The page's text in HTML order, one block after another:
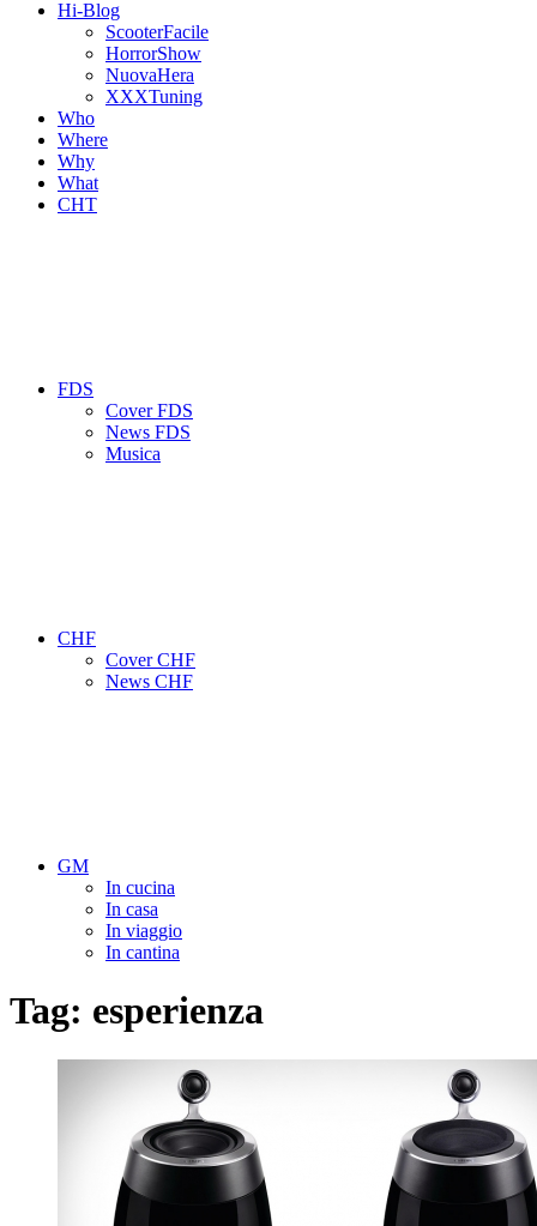
Hi-Blog
ScooterFacile
HorrorShow
NuovaHera
XXXTuning
Who
Where
Why
What
CHT
FDS
Cover FDS
News FDS
Musica
CHF
Cover CHF
News CHF
GM
In cucina
In casa
In viaggio
In cantina
Tag: esperienza